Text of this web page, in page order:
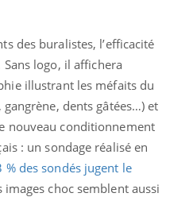
des buralistes, l’efficacité
logo, il affichera
illustrant les méfaits du
dents gâtées…) et
nouveau conditionnement
: un sondage réalisé en
% des sondés jugent le
images choc semblent aussi